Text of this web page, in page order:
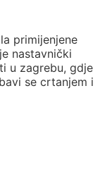
primijenjene
nastavnički
u zagrebu, gdje
se crtanjem i